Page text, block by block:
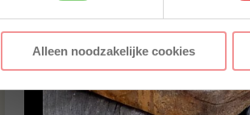
Alleen noodzakelijke cookies